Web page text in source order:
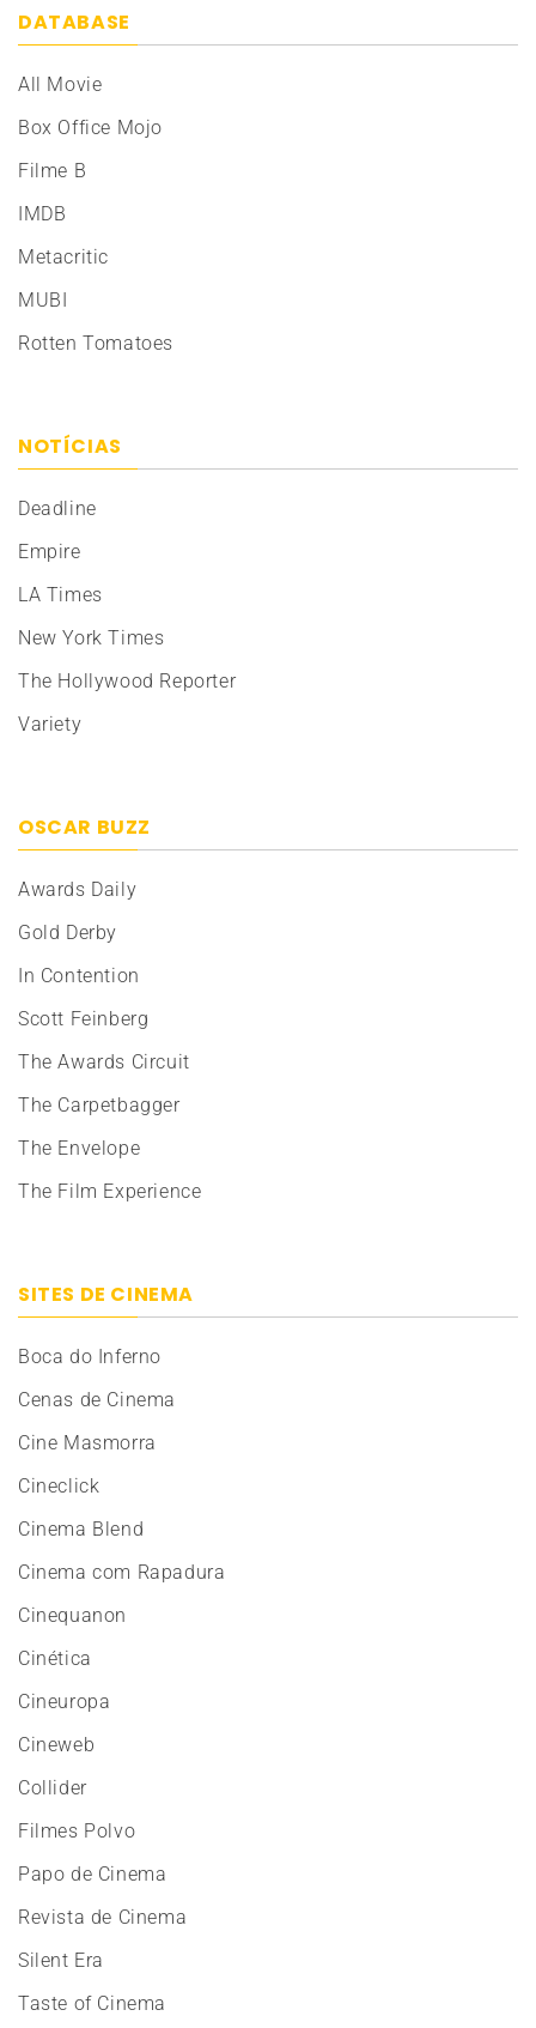
DATABASE
All Movie
Box Office Mojo
Filme B
IMDB
Metacritic
MUBI
Rotten Tomatoes
NOTÍCIAS
Deadline
Empire
LA Times
New York Times
The Hollywood Reporter
Variety
OSCAR BUZZ
Awards Daily
Gold Derby
In Contention
Scott Feinberg
The Awards Circuit
The Carpetbagger
The Envelope
The Film Experience
SITES DE CINEMA
Boca do Inferno
Cenas de Cinema
Cine Masmorra
Cineclick
Cinema Blend
Cinema com Rapadura
Cinequanon
Cinética
Cineuropa
Cineweb
Collider
Filmes Polvo
Papo de Cinema
Revista de Cinema
Silent Era
Taste of Cinema